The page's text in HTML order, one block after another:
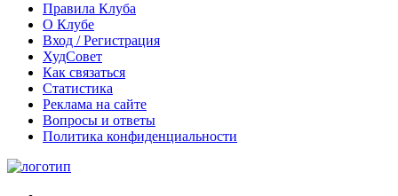
Правила Клуба
О Клубе
Вход / Регистрация
ХудСовет
Как связаться
Статистика
Реклама на сайте
Вопросы и ответы
Политика конфиденциальности